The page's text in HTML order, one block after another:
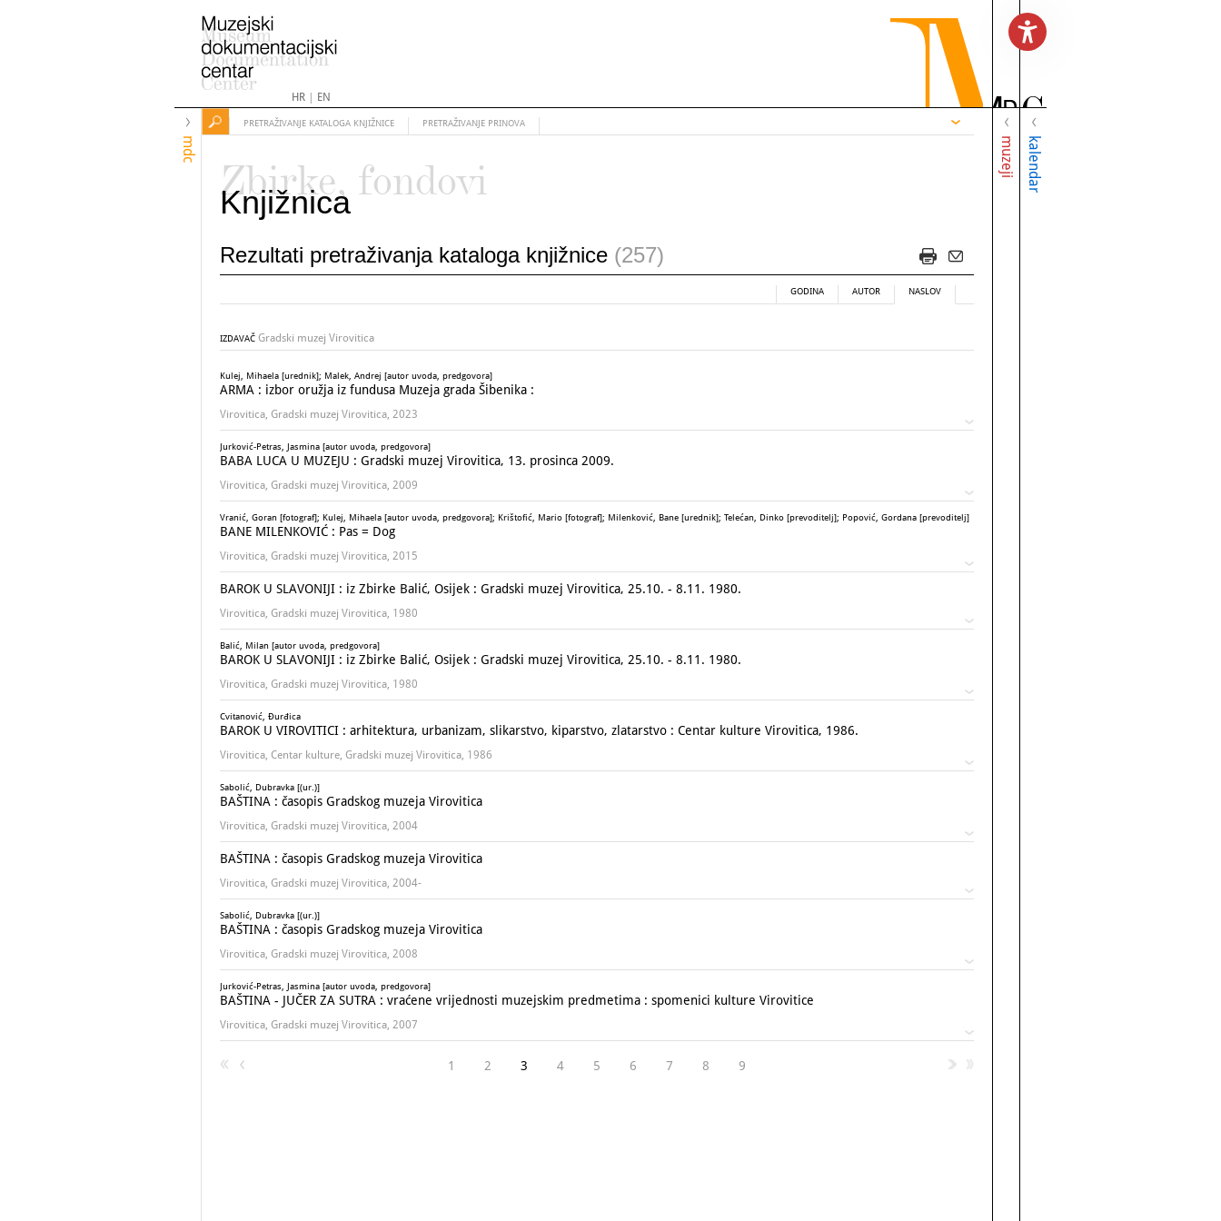
HR| EN
mdc muzeji kalendar
PRETRAŽIVANJE KATALOGA KNJIŽNICE PRETRAŽIVANJE PRINOVA
Zbirke, fondovi
Knjižnica
Rezultati pretraživanja kataloga knjižnice (257)
GODINA AUTOR NASLOV
IZDAVAČ Gradski muzej Virovitica
Kulej, Mihaela [urednik]; Malek, Andrej [autor uvoda, predgovora]
ARMA : izbor oružja iz fundusa Muzeja grada Šibenika :
Virovitica, Gradski muzej Virovitica, 2023
Jurković-Petras, Jasmina [autor uvoda, predgovora]
BABA LUCA U MUZEJU : Gradski muzej Virovitica, 13. prosinca 2009.
Virovitica, Gradski muzej Virovitica, 2009
Vranić, Goran [fotograf]; Kulej, Mihaela [autor uvoda, predgovora]; Krištofić, Mario [fotograf]; Milenković, Bane [urednik]; Telećan, Dinko [prevoditelj]; Popović, Gordana [prevoditelj]
BANE MILENKOVIĆ : Pas = Dog
Virovitica, Gradski muzej Virovitica, 2015
BAROK U SLAVONIJI : iz Zbirke Balić, Osijek : Gradski muzej Virovitica, 25.10. - 8.11. 1980.
Virovitica, Gradski muzej Virovitica, 1980
Balić, Milan [autor uvoda, predgovora]
BAROK U SLAVONIJI : iz Zbirke Balić, Osijek : Gradski muzej Virovitica, 25.10. - 8.11. 1980.
Virovitica, Gradski muzej Virovitica, 1980
Cvitanović, Đurđica
BAROK U VIROVITICI : arhitektura, urbanizam, slikarstvo, kiparstvo, zlatarstvo : Centar kulture Virovitica, 1986.
Virovitica, Centar kulture, Gradski muzej Virovitica, 1986
Sabolić, Dubravka [(ur.)]
BAŠTINA : časopis Gradskog muzeja Virovitica
Virovitica, Gradski muzej Virovitica, 2004
BAŠTINA : časopis Gradskog muzeja Virovitica
Virovitica, Gradski muzej Virovitica, 2004-
Sabolić, Dubravka [(ur.)]
BAŠTINA : časopis Gradskog muzeja Virovitica
Virovitica, Gradski muzej Virovitica, 2008
Jurković-Petras, Jasmina [autor uvoda, predgovora]
BAŠTINA - JUČER ZA SUTRA : vraćene vrijednosti muzejskim predmetima : spomenici kulture Virovitice
Virovitica, Gradski muzej Virovitica, 2007
1 2 3 4 5 6 7 8 9